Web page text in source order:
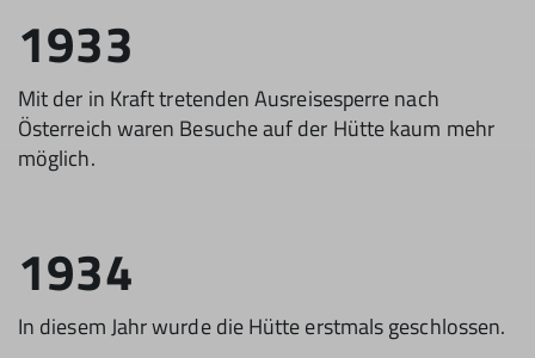
1933
Mit der in Kraft tretenden Ausreisesperre nach
Österreich waren Besuche auf der Hütte kaum mehr
möglich.
1934
In diesem Jahr wurde die Hütte erstmals geschlossen.